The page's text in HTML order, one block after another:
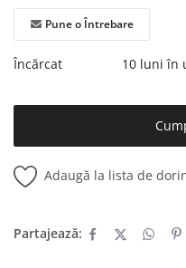
Pune o Întrebare
Încărcat 10 luni în
Adaugă la lista de
Partajează: